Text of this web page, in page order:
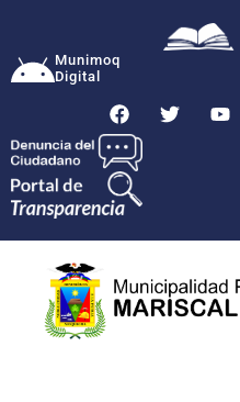
Munimoq
Digital